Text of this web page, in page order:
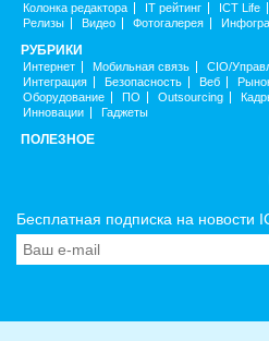
Колонка редактора
IT рейтинг ICT Life
Релизы
Видео Фотогалерея
РУБРИКИ
Интернет Мобильная связь CIO/
Интеграция
Безопасность Веб
Оборудование
ПО Outsourcing
Инновации
Гаджеты
ПОЛЕЗНОЕ
Бесплатная подписка на новости